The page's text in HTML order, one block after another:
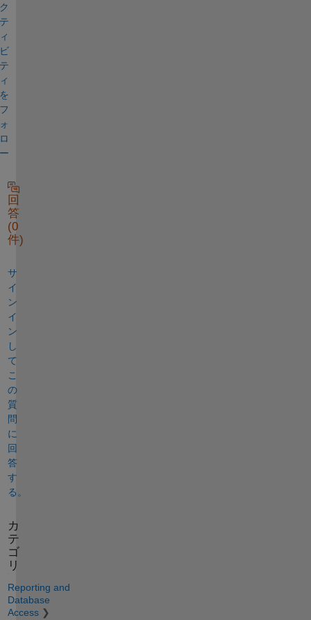
回
答
(0
件)
サ
イ
ン
イ
ン
し
て
こ
の
質
問
に
回
答
す
る。
カ
テ
ゴ
リ
Reporting and
Database
Access